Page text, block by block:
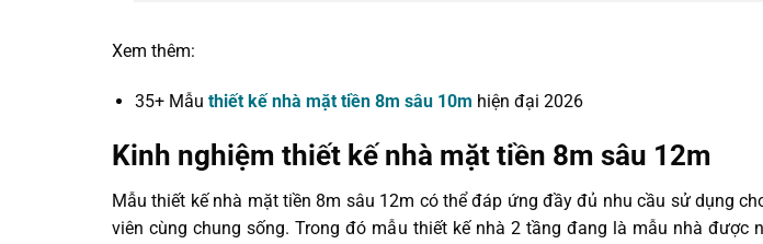
Xem thêm:
35+ Mẫu thiết kế nhà mặt tiền 8m sâu 10m hiện đại 2026
Kinh nghiệm thiết kế nhà mặt tiền 8m sâu 12m
Mẫu thiết kế nhà mặt tiền 8m sâu 12m có thể đáp ứng đầy đủ nhu cầu sử dụng
viên cùng chung sống. Trong đó mẫu thiết kế nhà 2 tầng đang là mẫu nhà được